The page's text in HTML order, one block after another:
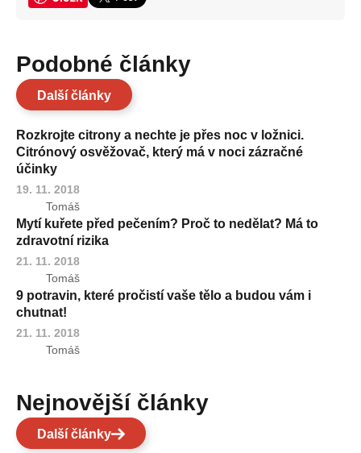
Podobné články
Další články
Rozkrojte citrony a nechte je přes noc v ložnici.
Citrónový osvěžovač, který má v noci zázračné
účinky
19. 11. 2018
Tomáš
Mytí kuřete před pečením? Proč to nedělat? Má to
zdravotní rizika
21. 11. 2018
Tomáš
9 potravin, které pročistí vaše tělo a budou vám i
chutnat!
21. 11. 2018
Tomáš
Nejnovější články
Další články